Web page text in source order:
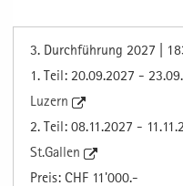
3. Durchführung 2027 |
1. Teil: 20.09.2027 -
Luzern
2. Teil: 08.11.2027 -
St.Gallen
Preis: CHF 11'000.-